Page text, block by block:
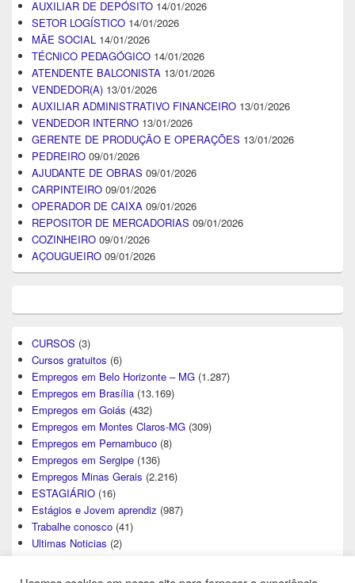
AUXILIAR DE DEPÓSITO 14/01/2026
SETOR LOGÍSTICO 14/01/2026
MÃE SOCIAL 14/01/2026
TÉCNICO PEDAGÓGICO 14/01/2026
ATENDENTE BALCONISTA 13/01/2026
VENDEDOR(A) 13/01/2026
AUXILIAR ADMINISTRATIVO FINANCEIRO 13/01/2026
VENDEDOR INTERNO 13/01/2026
GERENTE DE PRODUÇÃO E OPERAÇÕES 13/01/2026
PEDREIRO 09/01/2026
AJUDANTE DE OBRAS 09/01/2026
CARPINTEIRO 09/01/2026
OPERADOR DE CAIXA 09/01/2026
REPOSITOR DE MERCADORIAS 09/01/2026
COZINHEIRO 09/01/2026
AÇOUGUEIRO 09/01/2026
CURSOS (3)
Cursos gratuitos (6)
Empregos em Belo Horizonte – MG (1.287)
Empregos em Brasília (13.169)
Empregos em Goiás (432)
Empregos em Montes Claros-MG (309)
Empregos em Pernambuco (8)
Empregos em Sergipe (136)
Empregos Minas Gerais (2.216)
ESTAGIÁRIO (16)
Estágios e Jovem aprendiz (987)
Trabalhe conosco (41)
Ultimas Noticias (2)